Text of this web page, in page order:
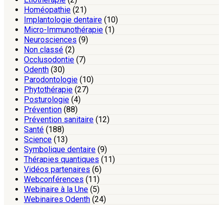
Homéopathie (21)
Implantologie dentaire (10)
Micro-Immunothérapie (1)
Neurosciences (9)
Non classé (2)
Occlusodontie (7)
Odenth (30)
Parodontologie (10)
Phytothérapie (27)
Posturologie (4)
Prévention (88)
Prévention sanitaire (12)
Santé (188)
Science (13)
Symbolique dentaire (9)
Thérapies quantiques (11)
Vidéos partenaires (6)
Webconférences (11)
Webinaire à la Une (5)
Webinaires Odenth (24)